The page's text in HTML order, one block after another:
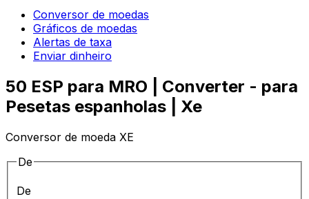
Conversor de moedas
Gráficos de moedas
Alertas de taxa
Enviar dinheiro
50 ESP para MRO | Converter - para
Pesetas espanholas | Xe
Conversor de moeda XE
De
De